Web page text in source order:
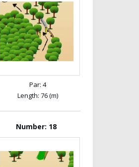
Par: 4
Length: 76 (m)
Number: 18